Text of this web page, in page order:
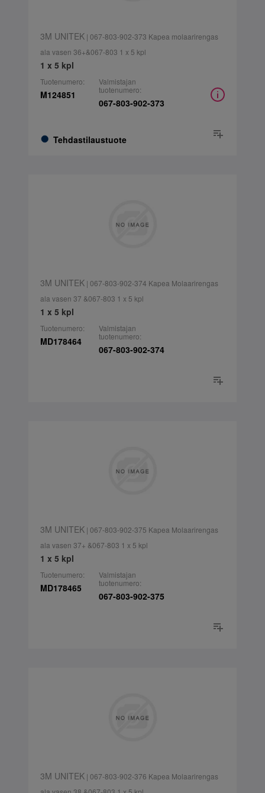
3M UNITEK| 067-803-902-373 Kapea molaarirengas
ala vasen 36+&067-803 1 x 5 kpl
1 x 5 kpl
Tuotenumero:
M124851
Tehdastilaustuote
Valmistajan
tuotenumero:
067-803-902-373
3M UNITEK| 067-803-902-374 Kapea Molaarirengas
ala vasen 37 &067-803 1 x 5 kpl
1 x 5 kpl
Tuotenumero:
MD178464
Valmistajan
tuotenumero:
067-803-902-374
3M UNITEK| 067-803-902-375 Kapea Molaarirengas
ala vasen 37+ &067-803 1 x 5 kpl
1 x 5 kpl
Tuotenumero:
MD178465
Valmistajan
tuotenumero:
067-803-902-375
3M UNITEK| 067-803-902-376 Kapea Molaarirengas